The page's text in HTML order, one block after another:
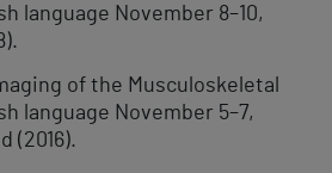
language November 8–10,
of the Musculoskeletal
language November 5–7,
(2016).